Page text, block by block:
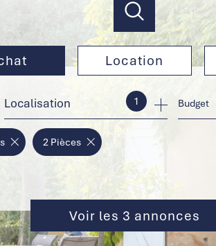
pro
Location
à l'année
1
Localisation Budget
Voir les 3 annonces
2 Pièces